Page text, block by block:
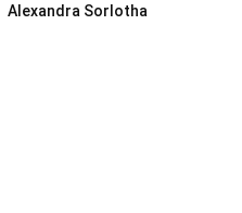
Alexandra Sorlotha